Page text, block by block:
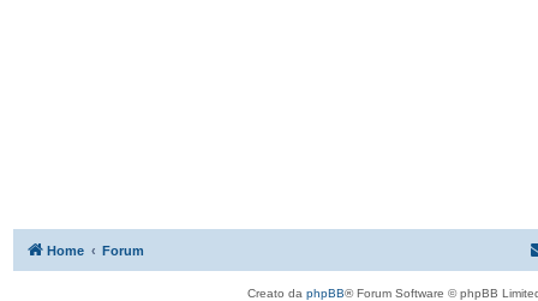
Home Forum
Creato da phpBB® Forum Software © phpBB